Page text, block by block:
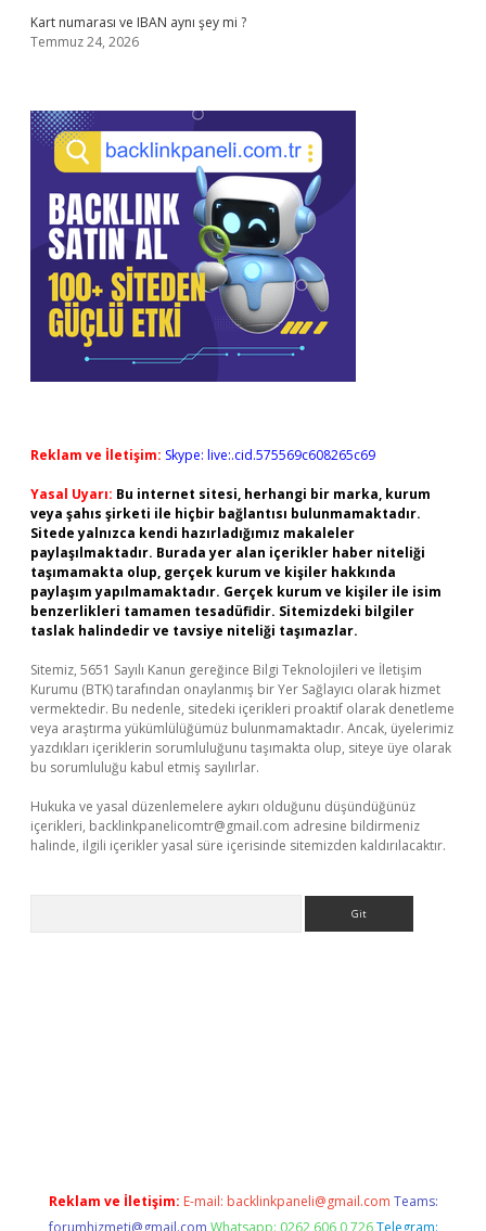
Kart numarası ve IBAN aynı şey mi ?
Temmuz 24, 2026
Reklam ve İletişim: Skype: live:.cid.575569c608265c69
Yasal Uyarı: Bu internet sitesi, herhangi bir marka, kurum
veya şahıs şirketi ile hiçbir bağlantısı bulunmamaktadır.
Sitede yalnızca kendi hazırladığımız makaleler
paylaşılmaktadır. Burada yer alan içerikler haber niteliği
taşımamakta olup, gerçek kurum ve kişiler hakkında
paylaşım yapılmamaktadır. Gerçek kurum ve kişiler ile isim
benzerlikleri tamamen tesadüfidir. Sitemizdeki bilgiler
taslak halindedir ve tavsiye niteliği taşımazlar.
Sitemiz, 5651 Sayılı Kanun gereğince Bilgi Teknolojileri ve İletişim
Kurumu (BTK) tarafından onaylanmış bir Yer Sağlayıcı olarak hizmet
vermektedir. Bu nedenle, sitedeki içerikleri proaktif olarak denetleme
veya araştırma yükümlülüğümüz bulunmamaktadır. Ancak, üyelerimiz
yazdıkları içeriklerin sorumluluğunu taşımakta olup, siteye üye olarak
bu sorumluluğu kabul etmiş sayılırlar.
Hukuka ve yasal düzenlemelere aykırı olduğunu düşündüğünüz
içerikleri, backlinkpanelicomtr@gmail.com adresine bildirmeniz
halinde, ilgili içerikler yasal süre içerisinde sitemizden kaldırılacaktır.
Reklam ve İletişim: E-mail: backlinkpaneli@gmail.com Teams:
forumhizmeti@gmail.com Whatsapp: 0262 606 0 726 Telegram: